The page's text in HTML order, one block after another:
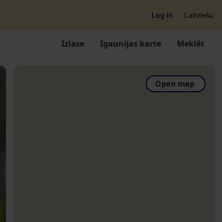
Log in Latviešu
Izlase Igaunijas karte Meklēt
Open map